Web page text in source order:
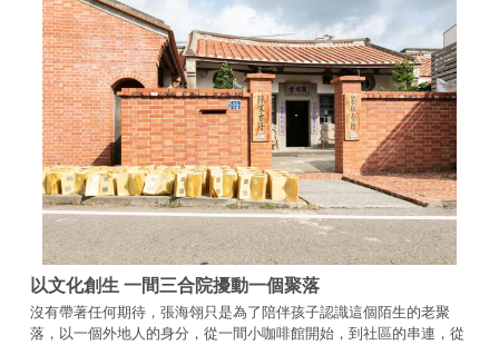
以文化創生 一間三合院擾動一個聚落
沒有帶著任何期待，張海翎只是為了陪伴孩子認識這個陌生的老聚
落，以一個外地人的身分，從一間小咖啡館開始，到社區的串連，從